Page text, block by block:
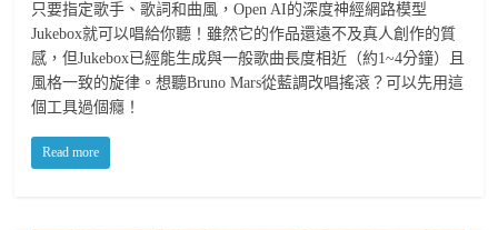
只要指定歌手、歌詞和曲風，Open AI的深度神經網路模型
Jukebox就可以唱給你聽！雖然它的作品還遠不及真人創作的質
感，但Jukebox已經能生成與一般歌曲長度相近（約1~4分鐘）且
風格一致的旋律。想聽Bruno Mars從藍調改唱搖滾？可以先用這
個工具過個癮！
Read more